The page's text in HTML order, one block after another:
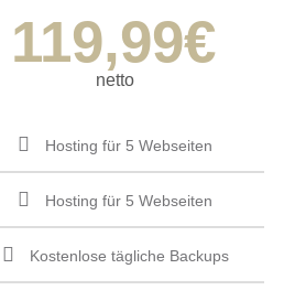
119,99€
netto
Hosting für 5 Webseiten
Hosting für 5 Webseiten
Kostenlose tägliche Backups